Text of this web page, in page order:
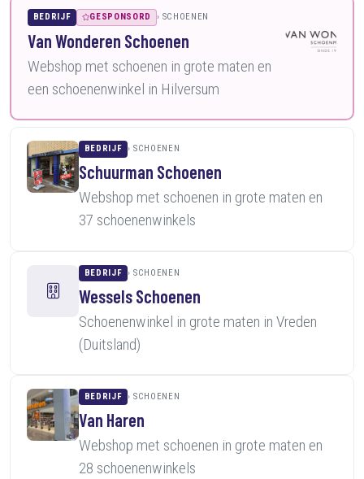
BEDRIJF GESPONSORD SCHOENEN
Van Wonderen Schoenen
Webshop met schoenen in grote maten en
een schoenenwinkel in Hilversum
BEDRIJF SCHOENEN
Schuurman Schoenen
Webshop met schoenen in grote maten en
37 schoenenwinkels
BEDRIJF SCHOENEN
Wessels Schoenen
Schoenenwinkel in grote maten in Vreden
(Duitsland)
BEDRIJF SCHOENEN
Van Haren
Webshop met schoenen in grote maten en
28 schoenenwinkels